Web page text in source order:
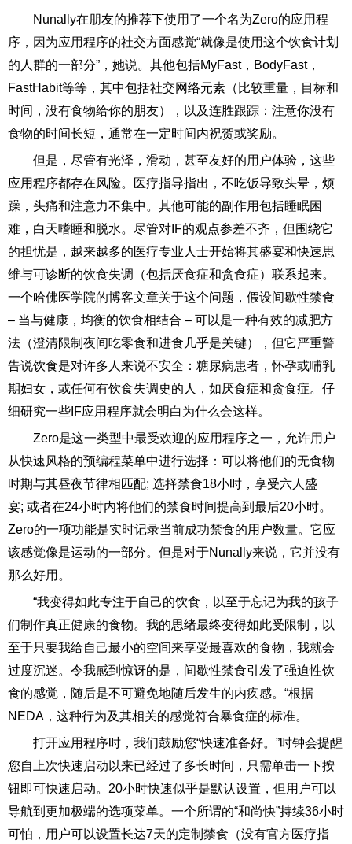
Nunally在朋友的推荐下使用了一个名为Zero的应用程
序，因为应用程序的社交方面感觉“就像是使用这个饮食计划
的人群的一部分”，她说。其他包括MyFast，BodyFast，
FastHabit等等，其中包括社交网络元素（比较重量，目标和
时间，没有食物给你的朋友），以及连胜跟踪：注意你没有
食物的时间长短，通常在一定时间内祝贺或奖励。
但是，尽管有光泽，滑动，甚至友好的用户体验，这些
应用程序都存在风险。医疗指导指出，不吃饭导致头晕，烦
躁，头痛和注意力不集中。其他可能的副作用包括睡眠困
难，白天嗜睡和脱水。尽管对IF的观点参差不齐，但围绕它
的担忧是，越来越多的医疗专业人士开始将其盛宴和快速思
维与可诊断的饮食失调（包括厌食症和贪食症）联系起来。
一个哈佛医学院的博客文章关于这个问题，假设间歇性禁食
– 当与健康，均衡的饮食相结合 – 可以是一种有效的减肥方
法（澄清限制夜间吃零食和进食几乎是关键），但它严重警
告说饮食是对许多人来说不安全：糖尿病患者，怀孕或哺乳
期妇女，或任何有饮食失调史的人，如厌食症和贪食症。仔
细研究一些IF应用程序就会明白为什么会这样。
Zero是这一类型中最受欢迎的应用程序之一，允许用户
从快速风格的预编程菜单中进行选择：可以将他们的无食物
时期与其昼夜节律相匹配; 选择禁食18小时，享受六人盛
宴; 或者在24小时内将他们的禁食时间提高到最后20小时。
Zero的一项功能是实时记录当前成功禁食的用户数量。它应
该感觉像是运动的一部分。但是对于Nunally来说，它并没有
那么好用。
“我变得如此专注于自己的饮食，以至于忘记为我的孩子
们制作真正健康的食物。我的思绪最终变得如此受限制，以
至于只要我给自己最小的空间来享受最喜欢的食物，我就会
过度沉迷。令我感到惊讶的是，间歇性禁食引发了强迫性饮
食的感觉，随后是不可避免地随后发生的内疚感。“根据
NEDA，这种行为及其相关的感觉符合暴食症的标准。
打开应用程序时，我们鼓励您“快速准备好。”时钟会提醒
您自上次快速启动以来已经过了多长时间，只需单击一下按
钮即可快速启动。20小时快速似乎是默认设置，但用户可以
导航到更加极端的选项菜单。一个所谓的“和尚快”持续36小时
可怕，用户可以设置长达7天的定制禁食（没有官方医疗指